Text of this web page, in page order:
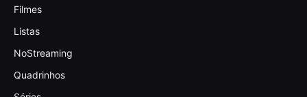
Filmes
Listas
NoStreaming
Quadrinhos